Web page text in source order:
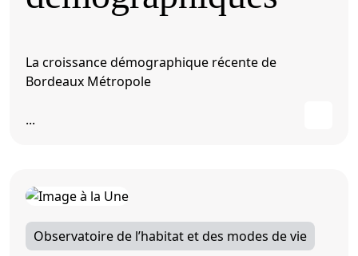
La croissance démographique récente de
Bordeaux Métropole
...
Observatoire de l’habitat et des modes de vie